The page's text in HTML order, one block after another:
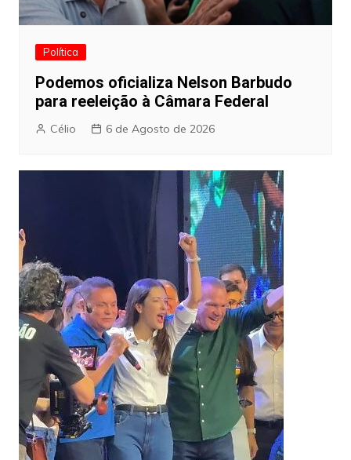
Política
Podemos oficializa Nelson Barbudo
para reeleição à Câmara Federal
Célio 6 de Agosto de 2026